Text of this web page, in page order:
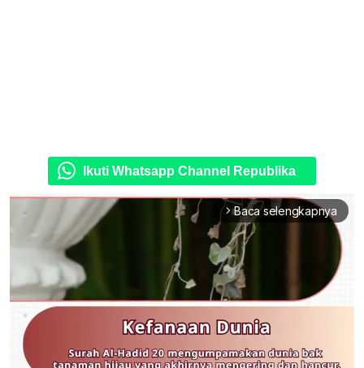
Ikuti Whatsapp Channel Republika
arrow_forward_ios Baca selengkapnya